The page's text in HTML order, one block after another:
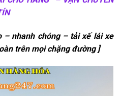
– nhanh chóng – tải xế lái xe
trên mọi chặng đường ]